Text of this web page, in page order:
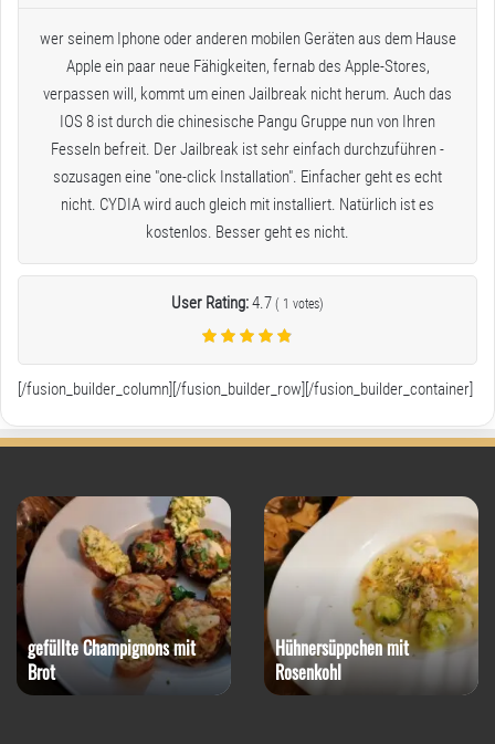
wer seinem Iphone oder anderen mobilen Geräten aus dem Hause
Apple ein paar neue Fähigkeiten, fernab des Apple-Stores,
verpassen will, kommt um einen Jailbreak nicht herum. Auch das
IOS 8 ist durch die chinesische Pangu Gruppe nun von Ihren
Fesseln befreit. Der Jailbreak ist sehr einfach durchzuführen -
sozusagen eine "one-click Installation". Einfacher geht es echt
nicht. CYDIA wird auch gleich mit installiert. Natürlich ist es
kostenlos. Besser geht es nicht.
User Rating:4.7 ( 1 votes)
[/fusion_builder_column][/fusion_builder_row][/fusion_builder_container]
gefüllte Champignons mit
Brot
Hühnersüppchen mit
Rosenkohl